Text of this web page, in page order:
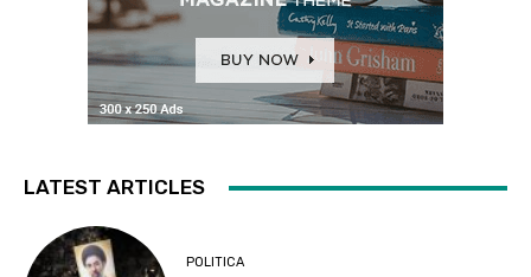
LATEST ARTICLES
POLITICA